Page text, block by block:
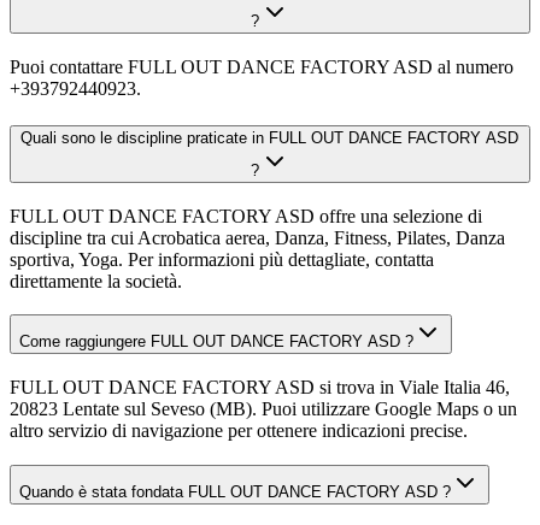
?
Puoi contattare FULL OUT DANCE FACTORY ASD al numero
+393792440923.
Quali sono le discipline praticate in FULL OUT DANCE FACTORY ASD
?
FULL OUT DANCE FACTORY ASD offre una selezione di
discipline tra cui Acrobatica aerea, Danza, Fitness, Pilates, Danza
sportiva, Yoga. Per informazioni più dettagliate, contatta
direttamente la società.
Come raggiungere FULL OUT DANCE FACTORY ASD ?
FULL OUT DANCE FACTORY ASD si trova in Viale Italia 46,
20823 Lentate sul Seveso (MB). Puoi utilizzare Google Maps o un
altro servizio di navigazione per ottenere indicazioni precise.
Quando è stata fondata FULL OUT DANCE FACTORY ASD ?